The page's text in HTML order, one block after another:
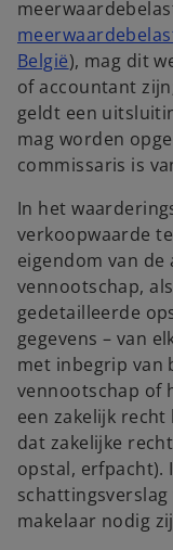
België), mag dit
of accountant
geldt een
mag worden
commissaris is
In het
verkoopwaarde
eigendom van de
vennootschap,
gedetailleerde
gegevens – van
met inbegrip van
vennootschap of
een zakelijk
dat zakelijke
opstal, erfpacht).
makelaar nodig